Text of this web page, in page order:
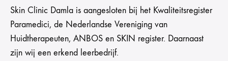
Skin Clinic Damla is aangesloten bij het Kwaliteitsregister
Paramedici, de Nederlandse Vereniging van
Huidtherapeuten, ANBOS en SKIN register. Daarnaast
zijn wij een erkend leerbedrijf.